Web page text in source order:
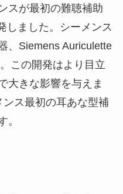
スが最初の難聴補助
しました。シーメンス
、Siemens Auriculette
この開発はより目立
大きな影響を与えま
ス最初の耳あな型補
。